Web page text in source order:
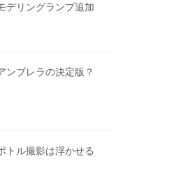
デリングランプ追加
ンブレラの決定版？
トル撮影は浮かせる